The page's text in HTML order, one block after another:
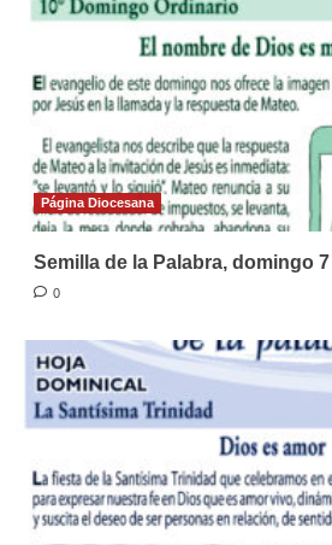
Página Diocesana
Semilla de la Palabra, domingo
0